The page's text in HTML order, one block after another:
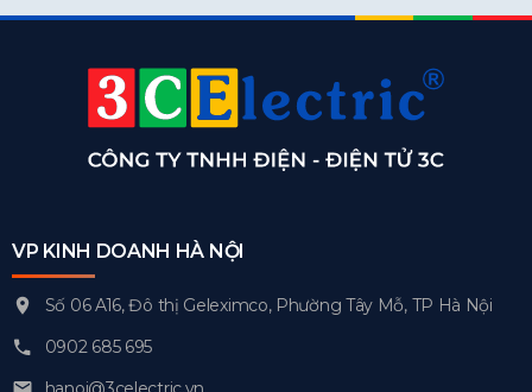
VP KINH DOANH HÀ NỘI
Số 06 A16, Đô thị Geleximco, Phường Tây Mỗ, TP Hà Nội
0902 685 695